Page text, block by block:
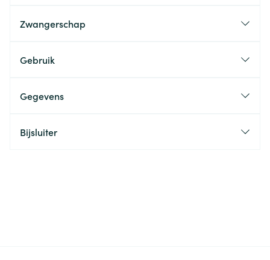
Zwangerschap
Gebruik
Gegevens
Bijsluiter